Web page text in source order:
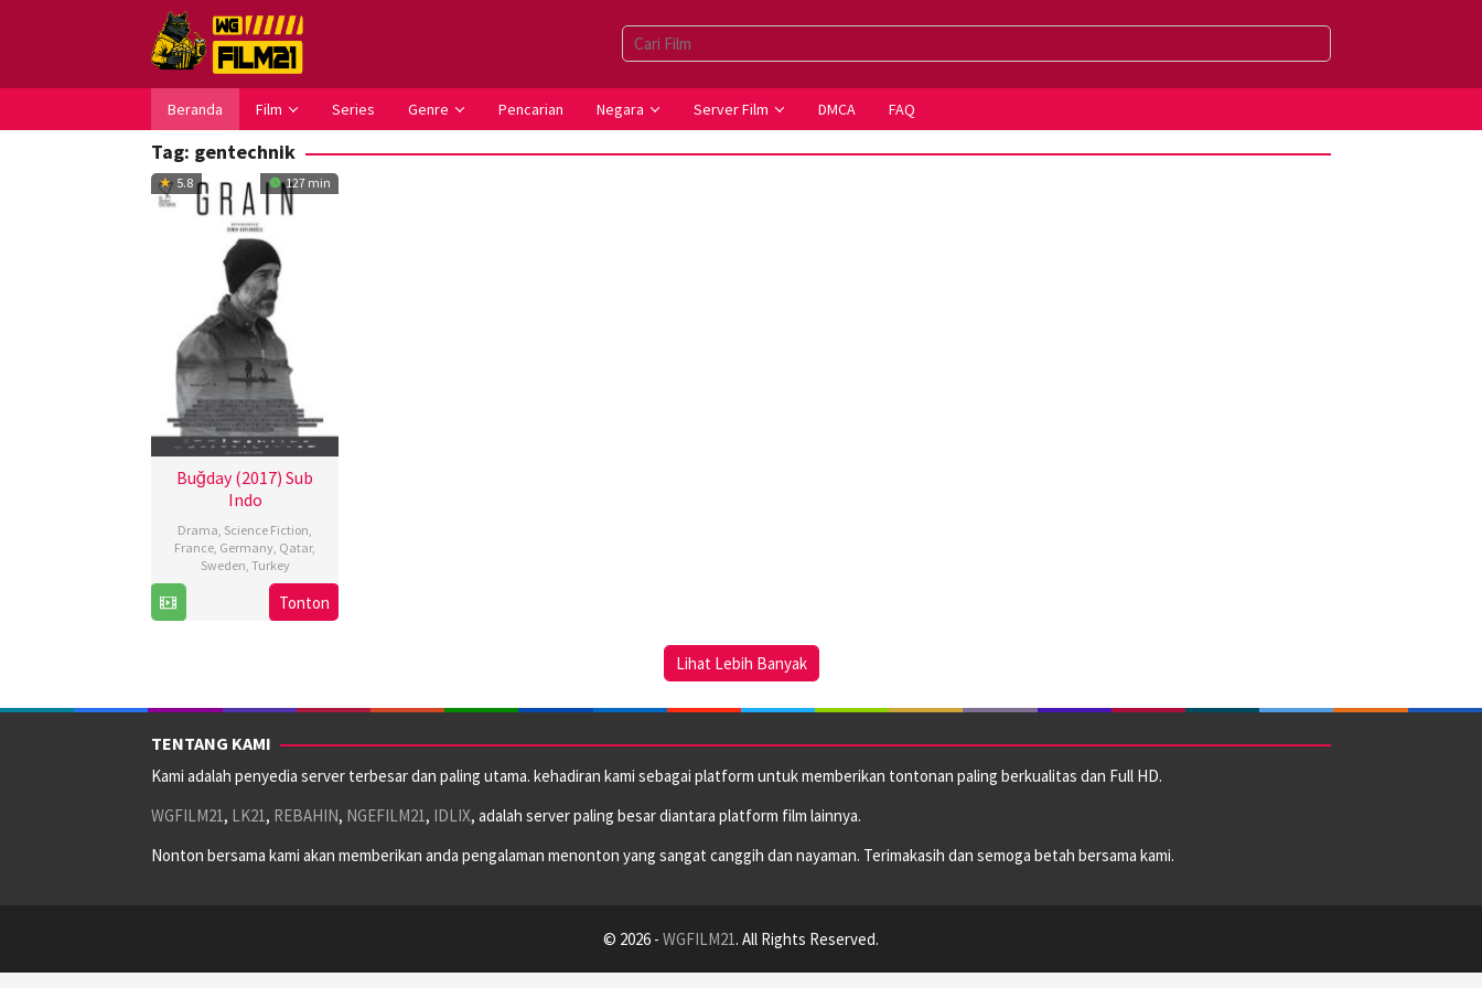
Beranda Film Series Genre Pencarian Negara Server Film DMCA FAQ
Tag: gentechnik
5.8 127 min
Buğday (2017) Sub
Indo
Drama, Science Fiction,
France, Germany, Qatar,
Sweden, Turkey
Nov
Semih
Kaplanoğlu
Tonton
Lihat Lebih Banyak
TENTANG KAMI
Kami adalah penyedia server terbesar dan paling utama. kehadiran kami sebagai platform untuk memberikan tontonan paling berkualitas dan Full HD.
WGFILM21, LK21, REBAHIN, NGEFILM21, IDLIX, adalah server paling besar diantara platform film lainnya.
Nonton bersama kami akan memberikan anda pengalaman menonton yang sangat canggih dan nayaman. Terimakasih dan semoga betah bersama kami.
© 2026 - WGFILM21. All Rights Reserved.